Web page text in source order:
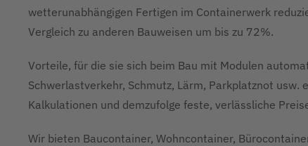
wetterunabhängigen Fertigen im Containerwerk
Vergleich zu anderen Bauweisen um bis zu 72%.
Vorteile, für die sie sich beim Bau mit Modulen
Schwerlastverkehr, Schmutz, Lärm, Parkplatznot
Kalkulationen und demzufolge feste, verlässliche
Wir bieten Baucontainer, Wohncontainer,